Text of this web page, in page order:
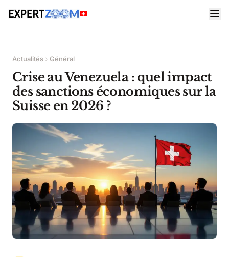
Actualités Général
Crise au Venezuela : quel impact
des sanctions économiques sur la
Suisse en 2026 ?